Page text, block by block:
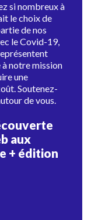
si nombreux à
le choix de
de nos
le Covid-19,
notre mission
une
Soutenez-
de vous.
aux
+ édition